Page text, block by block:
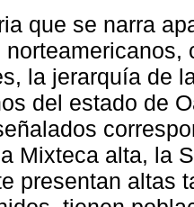
que se narra
la jerarquía de
del estado de
Mixteca alta, la
presentan altas